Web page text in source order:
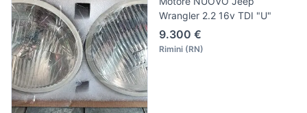
Wrangler 2.2 16v TDI "U"
9.300 €
Rimini (RN)